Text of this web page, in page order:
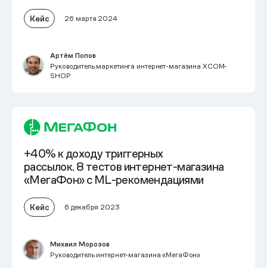
Кейс 26 марта 2024
Артём Попов
Руководитель маркетинга интернет-магазина XCOM-
SHOP
+40% к доходу триггерных
рассылок. 8 тестов интернет-магазина
«МегаФон» с ML-рекомендациями
Кейс 6 декабря 2023
Михаил Морозов
Руководитель интернет-магазина «МегаФон»